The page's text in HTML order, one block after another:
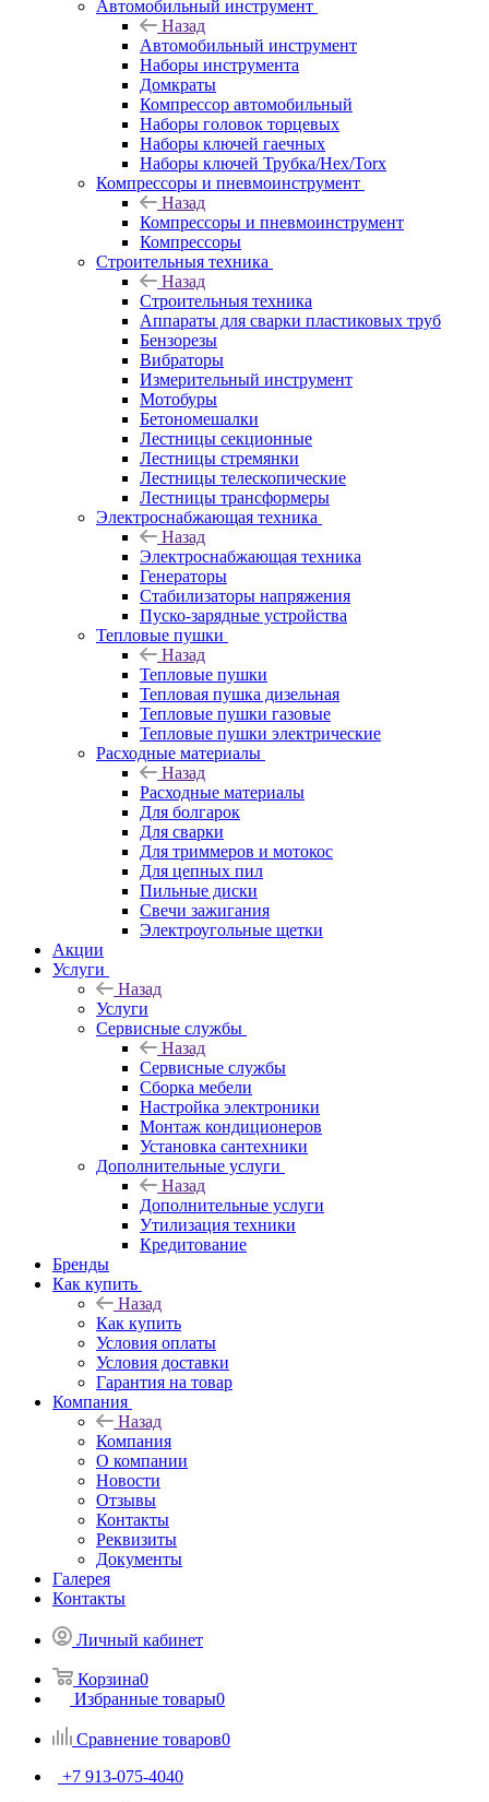
Автомобильный инструмент
Назад
Автомобильный инструмент
Наборы инструмента
Домкраты
Компрессор автомобильный
Наборы головок торцевых
Наборы ключей гаечных
Наборы ключей Трубка/Hex/Torx
Компрессоры и пневмоинструмент
Назад
Компрессоры и пневмоинструмент
Компрессоры
Строительныя техника
Назад
Строительныя техника
Аппараты для сварки пластиковых труб
Бензорезы
Вибраторы
Измерительный инструмент
Мотобуры
Бетономешалки
Лестницы секционные
Лестницы стремянки
Лестницы телескопические
Лестницы трансформеры
Электроснабжающая техника
Назад
Электроснабжающая техника
Генераторы
Стабилизаторы напряжения
Пуско-зарядные устройства
Тепловые пушки
Назад
Тепловые пушки
Тепловая пушка дизельная
Тепловые пушки газовые
Тепловые пушки электрические
Расходные материалы
Назад
Расходные материалы
Для болгарок
Для сварки
Для триммеров и мотокос
Для цепных пил
Пильные диски
Свечи зажигания
Электроугольные щетки
Акции
Услуги
Назад
Услуги
Сервисные службы
Назад
Сервисные службы
Сборка мебели
Настройка электроники
Монтаж кондиционеров
Установка сантехники
Дополнительные услуги
Назад
Дополнительные услуги
Утилизация техники
Кредитование
Бренды
Как купить
Назад
Как купить
Условия оплаты
Условия доставки
Гарантия на товар
Компания
Назад
Компания
О компании
Новости
Отзывы
Контакты
Реквизиты
Документы
Галерея
Контакты
Личный кабинет
Корзина0
Избранные товары0
Сравнение товаров0
+7 913-075-4040